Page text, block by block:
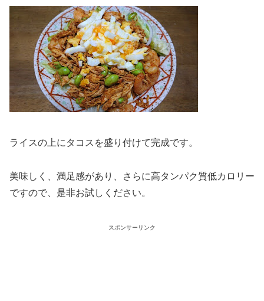
ライスの上にタコスを盛り付けて完成です。
美味しく、満足感があり、さらに高タンパク質低カロリー
ですので、是非お試しください。
スポンサーリンク